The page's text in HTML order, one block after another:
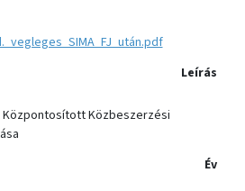
Leírás
Közbeszerzési
Év